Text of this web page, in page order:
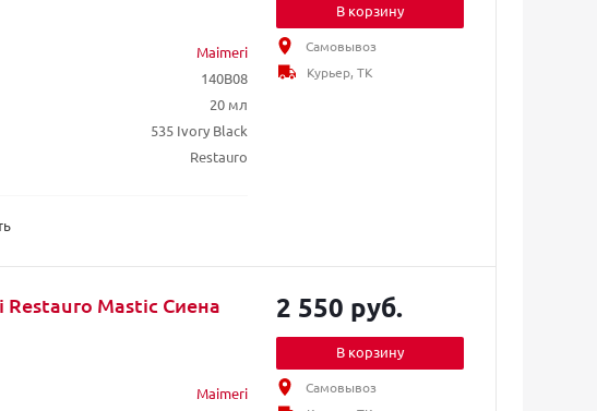
Maimeri
140B08
20 мл
535 Ivory Black
Restauro
В корзину
Самовывоз
Курьер, ТК
Restauro Mastic Сиена
Maimeri
2 550 руб.
В корзину
Самовывоз